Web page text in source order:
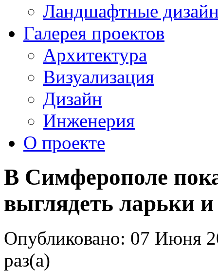
Ландшафтные
Галерея проектов
Архитектура
Визуализация
Дизайн
Инженерия
О проекте
В Симферополе
выглядеть ларьки
Опубликовано: 07 Июня
раз(а)